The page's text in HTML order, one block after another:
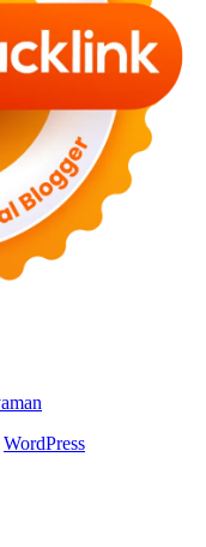
WordPress